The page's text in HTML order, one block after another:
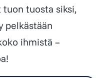
tuosta siksi,
pelkästään
ihmistä –